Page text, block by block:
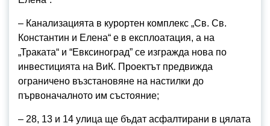
– Канализацията в курортен комплекс „Св. Св.
Константин и Елена“ е в експлоатация, а на
„Траката“ и “Евксиноград” се изгражда нова по
инвестицията на ВиК. Проектът предвижда
ограничено възстановяне на настилки до
първоначалното им състояние;
– 28, 13 и 14 улица ще бъдат асфалтирани в цялата